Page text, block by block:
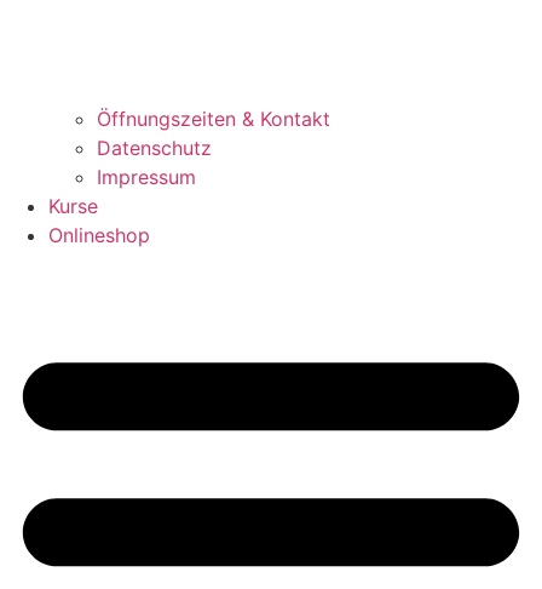
Öffnungszeiten & Kontakt
Datenschutz
Impressum
Kurse
Onlineshop